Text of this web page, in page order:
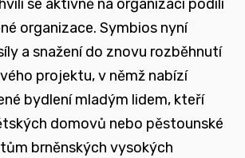
sílu hlasu těch, kteří
své biologické rodiny
a vést kontruktivní debaty
změnou systému péče o
se aktivně na organizaci podílí
organizace. Symbios nyní
a snažení do znovu rozběhnutí
projektu, v němž nabízí
bydlení mladým lidem, kteří
domovů nebo pěstounské
brněnských vysokých